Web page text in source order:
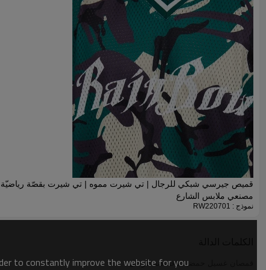
قميص جيرسي شبكي للرجال | تي شيرت مموه | تي شيرت بقصّة
مصنعي ملابس الشارع
نموذج : RW220701
قمصان غسيل حمضية مخصصة للرجالto constantly improve the website for you.